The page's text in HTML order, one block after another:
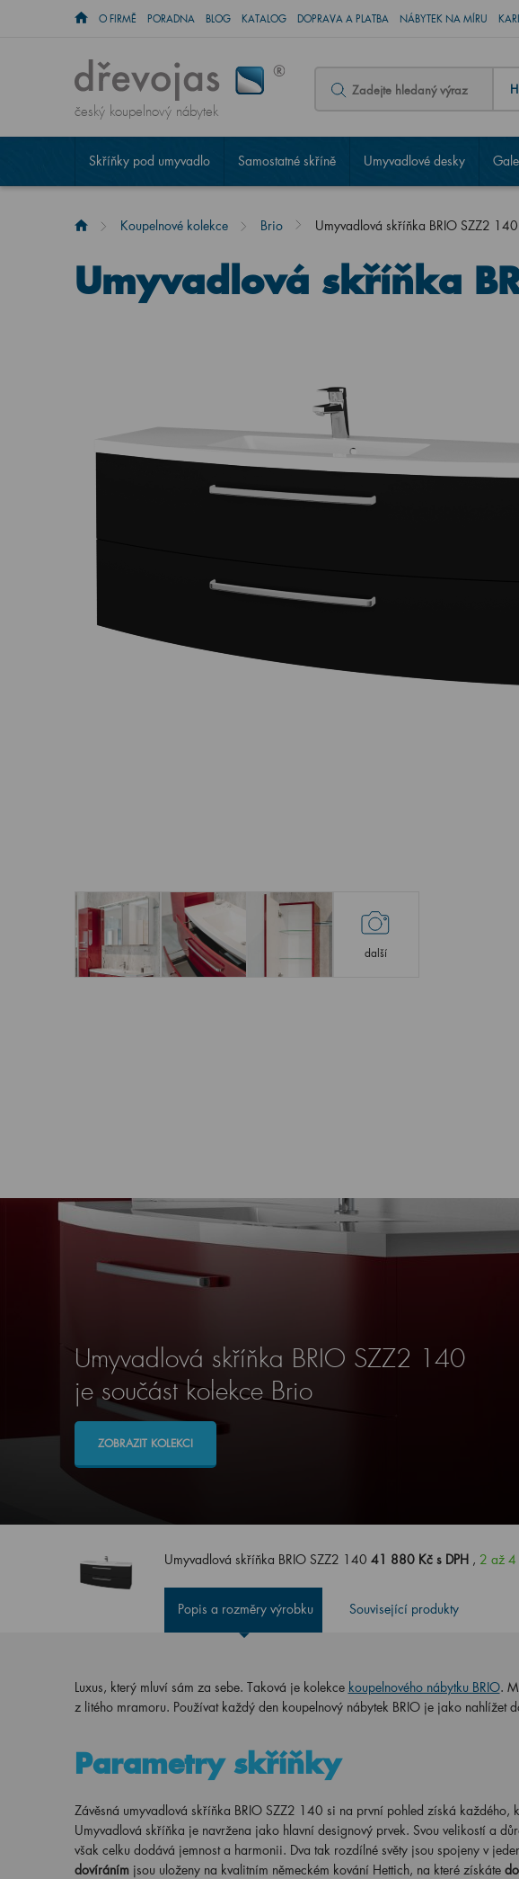
O FIRMĚ PORADNA BLOG KATALOG DOPRAVA A PLATBA NÁBYTEK NA MÍRU
český koupelnový nábytek
Skříňky pod umyvadlo Samostatné skříně Umyvadlové desky
Koupelnové kolekce Brio Umyvadlová skříňka BRIO SZZ2 140
Umyvadlová skříňka
další
Umyvadlová skříňka BRIO SZZ2 140
je součást kolekce Brio
ZOBRAZIT KOLEKCI
Umyvadlová skříňka BRIO SZZ2 14041 880 Kč s DPH , 2 až 4
Popis a rozměry výrobku Související produkty
Luxus, který mluví sám za sebe. Taková je kolekce koupelnového nábytku BRIO.
z litého mramoru. Používat každý den koupelnový nábytek BRIO je jako nahlížet
Parametry skříňky
Závěsná umyvadlová skříňka BRIO SZZ2 140 si na první pohled získá
Umyvadlová skříňka je navržena jako hlavní designový prvek. Svou velikostí a
však celku dodává jemnost a harmonii. Dva tak rozdílné světy jsou spojeny v
dovíráním jsou uloženy na kvalitním německém kování Hettich, na které získáte